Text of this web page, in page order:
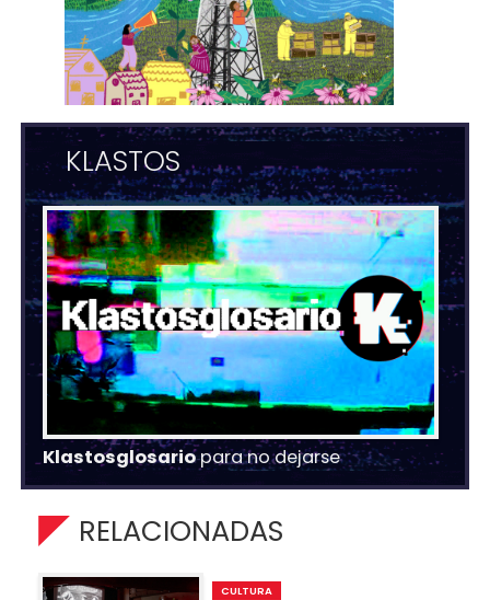
KLASTOS
Klastosglosariopara no dejarse
RELACIONADAS
CULTURA